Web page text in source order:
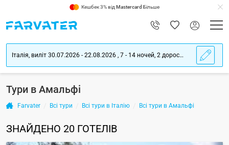
Кешбек 3% від Mastercard Більше
Італія, виліт 30.07.2026 - 22.08.2026 , 7 - 14 ночей, 2 дорослих
Тури в Амальфі
Farvater Всі тури Всі тури в Італію Всі тури в Амальфі
ЗНАЙДЕНО 20 ГОТЕЛІВ